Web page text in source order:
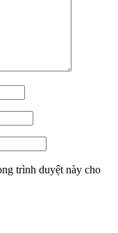
trình duyệt này cho